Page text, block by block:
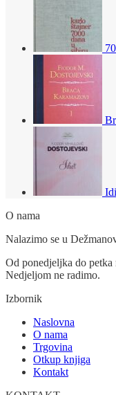
O nama
Nalazimo se u
Od ponedjeljka do
Nedjeljom ne radimo.
Izbornik
Naslovna
O nama
Trgovina
Otkup knjiga
Kontakt